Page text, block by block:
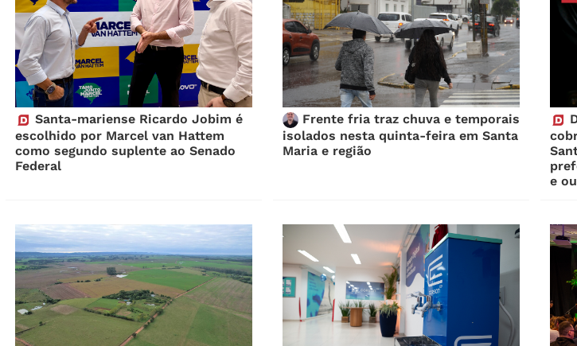
Santa-mariense Ricardo Jobim é
escolhido por Marcel van Hattem
como segundo suplente ao Senado
Federal
Frente fria traz chuva e temporais
isolados nesta quinta-feira em Santa
Maria e região
e